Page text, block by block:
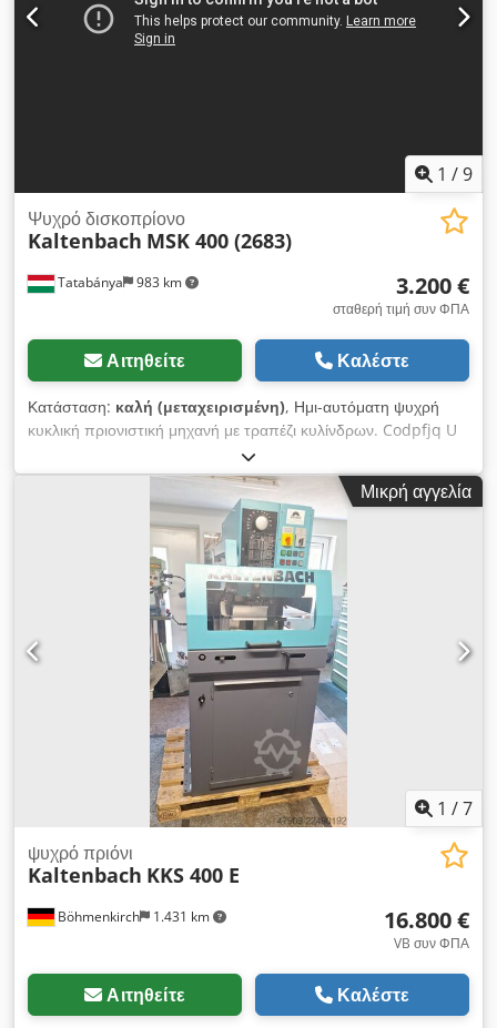
1 /9
Tatabánya 983 km
Ψυχρό δισκοπρίονο
Kaltenbach MSK 400 (2683)
3.200 €
σταθερή τιμή συν ΦΠΑ
Αιτηθείτε Καλέστε
Κατάσταση: καλή (μεταχειρισμένη), Ημι-αυτόματη ψυχρή
κυκλική πριονιστική μηχανή με τραπέζι κυλίνδρων. Codpfjq U
Μικρή αγγελία
1 /7
Böhmenkirch 1.431 km
ψυχρό πριόνι
Kaltenbach KKS 400 E
16.800 €
VB συν ΦΠΑ
Αιτηθείτε Καλέστε